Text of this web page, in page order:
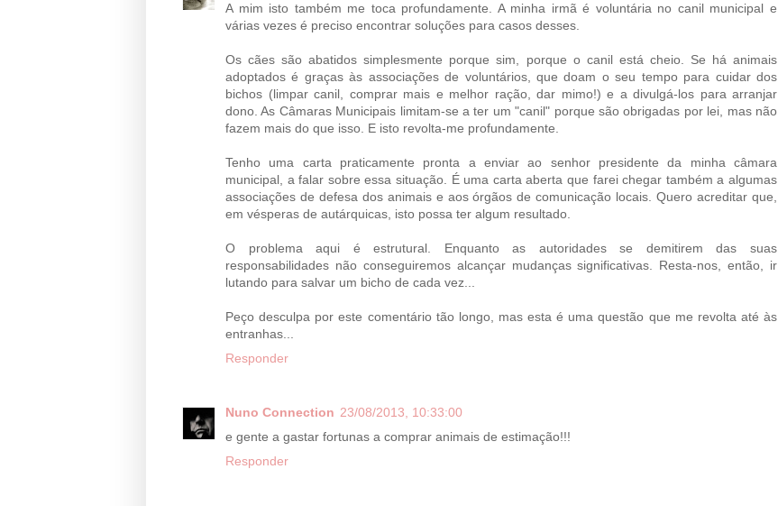
A mim isto também me toca profundamente. A minha irmã é voluntária no canil municipal e
várias vezes é preciso encontrar soluções para casos desses.
Os cães são abatidos simplesmente porque sim, porque o canil está cheio. Se há animais
adoptados é graças às associações de voluntários, que doam o seu tempo para cuidar dos
bichos (limpar canil, comprar mais e melhor ração, dar mimo!) e a divulgá-los para arranjar
dono. As Câmaras Municipais limitam-se a ter um "canil" porque são obrigadas por lei, mas não
fazem mais do que isso. E isto revolta-me profundamente.
Tenho uma carta praticamente pronta a enviar ao senhor presidente da minha câmara
municipal, a falar sobre essa situação. É uma carta aberta que farei chegar também a algumas
associações de defesa dos animais e aos órgãos de comunicação locais. Quero acreditar que,
em vésperas de autárquicas, isto possa ter algum resultado.
O problema aqui é estrutural. Enquanto as autoridades se demitirem das suas
responsabilidades não conseguiremos alcançar mudanças significativas. Resta-nos, então, ir
lutando para salvar um bicho de cada vez...
Peço desculpa por este comentário tão longo, mas esta é uma questão que me revolta até às
entranhas...
Responder
Nuno Connection 23/08/2013, 10:33:00
e gente a gastar fortunas a comprar animais de estimação!!!
Responder